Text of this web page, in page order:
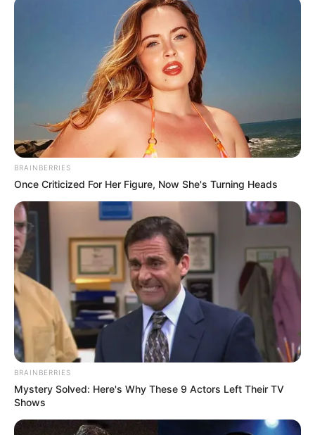
BRAINBERRIES
Once Criticized For Her Figure, Now She's Turning Heads
BRAINBERRIES
Mystery Solved: Here's Why These 9 Actors Left Their TV
Shows